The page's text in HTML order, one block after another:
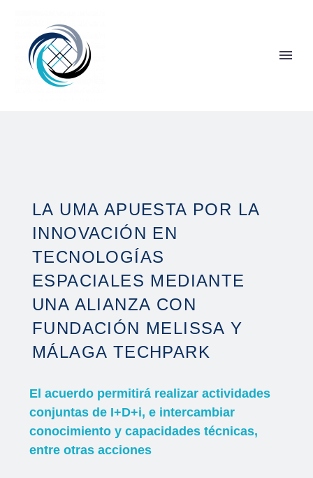
LA UMA APUESTA POR LA
INNOVACIÓN EN
TECNOLOGÍAS
ESPACIALES MEDIANTE
UNA ALIANZA CON
FUNDACIÓN MELISSA Y
MÁLAGA TECHPARK
El acuerdo permitirá realizar actividades
conjuntas de I+D+i, e intercambiar
conocimiento y capacidades técnicas,
entre otras acciones